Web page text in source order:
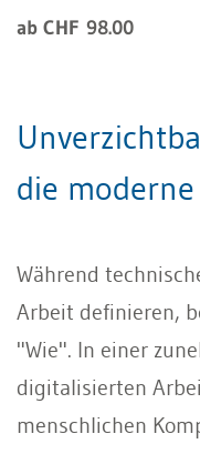
ab CHF 98.00
die
Während
Arbeit definieren,
"Wie". In einer
digitalisierten
menschlichen